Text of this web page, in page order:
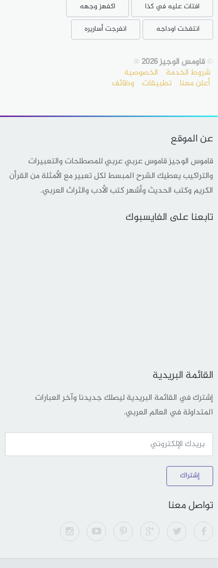
افتات عليه في كذا
اكفهز وجهه
انتفخت اوداجه
انفرجت أساريره
©قاومس الوجيز 2026 ®
شروط الخدمة الخصوصية
أعلن معنا تطبيقات وظائف
عن الموقع
قاموس الوجيز قاموس عربي عربي للمصطلحات والتعبيرات
والتراكيب يعطيك الشرح المبسط لكل تعبير مع الأمثلة من القرأن
الكريم وكتب الحديث وأشهر كتب الأدب والثراث العربي.
تابعنا على الفايسبوك
القائمة البريدية
إشترك في القائمة البريدية ليصلك جديدنا وآخر العبارات
المتداولة في العالم العربي.
إشتراك
تواصل معنا